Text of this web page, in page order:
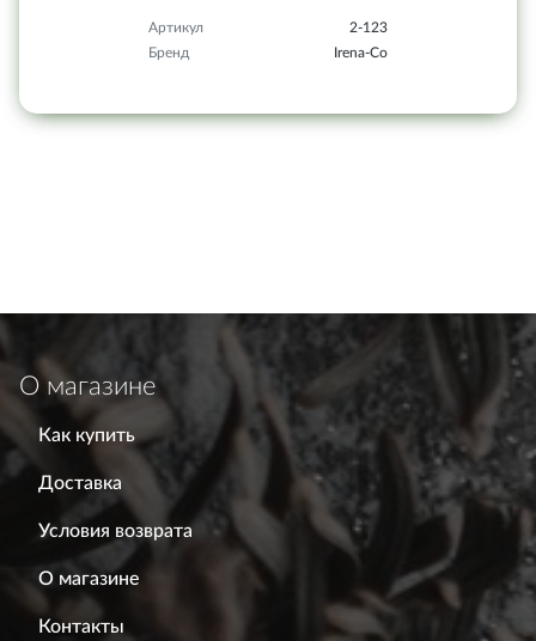
Артикул
2-123
Бренд
Irena-Co
О магазине
Как купить
Доставка
Условия возврата
О магазине
Контакты